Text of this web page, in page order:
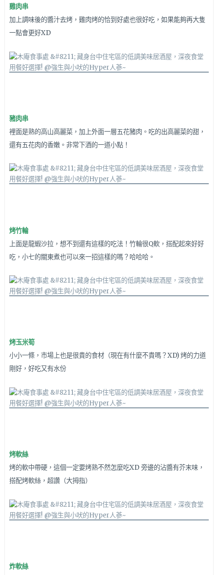
雞肉串
加上調味後的醬汁去烤， 雞肉烤的恰到好處也很好吃，如果能夠再大隻
一點會更好XD
豬肉串
裡面是熟的高山高麗菜，加上外面一層五花豬肉。吃的出高麗菜的甜，
還有五花肉的香嫩。非常下酒的一道小點！
烤竹輪
上面是龍蝦沙拉，想不到還有這樣的吃法！ 竹輪很Q軟，搭配起來好好
吃，小七的關東煮也可以來一招這樣的嗎？哈哈哈。
烤玉米筍
小小一條，市場上也是很貴的食材（現在有什麼不貴嗎？XD) 烤的力道
剛好，好吃又有水份
烤軟絲
烤的軟中帶硬，這個一定要烤熟不然怎麼吃XD 旁邊的沾醬有芥末味，
搭配烤軟絲，超讚（大拇指）
炸軟絲